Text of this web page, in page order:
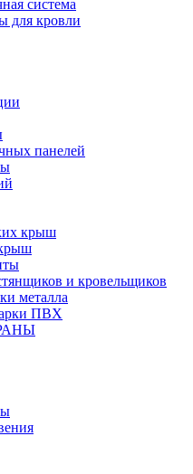
система
для кровли
панелей
крыш
и кровельщиков
металла
ПВХ